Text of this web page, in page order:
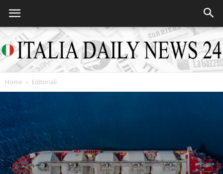
Italia
Home Editoriali